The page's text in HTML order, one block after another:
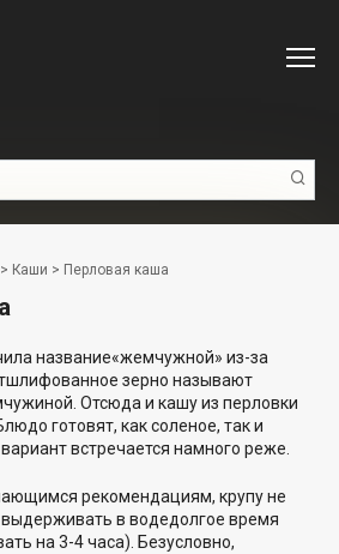
> Каши > Перловая каша
название«жемчужной» из-за
зерно называют
Отсюда и кашу из перловки
готовят, как соленое, так и
встречается намного реже.
рекомендациям, крупу не
в водедолгое время
на 3-4 часа). Безусловно,